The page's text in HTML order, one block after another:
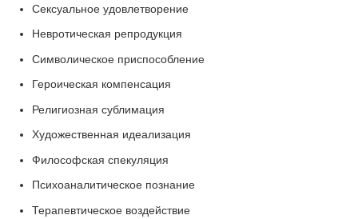
Сексуальное удовлетворение
Невротическая репродукция
Символическое приспособление
Героическая компенсация
Религиозная сублимация
Художественная идеализация
Философская спекуляция
Психоаналитическое познание
Терапевтическое воздействие